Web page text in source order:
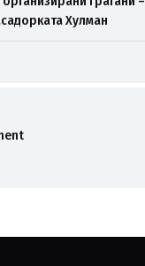
Хулман